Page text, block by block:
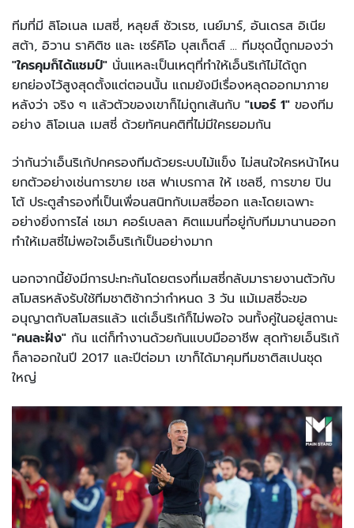
ทีมที่มี ลิโอเนล เมสซี่, หลุยส์ ซัวเรซ, เนย์มาร์, อันเดรส อิเนีย
สต้า, อิวาน ราคิติช และ เซร์คิโอ บุสเก็ตส์ ... ทีมชุดนี้ถูกมองว่า
"ใครคุมก็ได้แชมป์" นั่นแหละเป็นเหตุที่ทำให้เอ็นริเก้ไม่ได้ถูก
ยกย่องไว้สูงสุดตั้งแต่ตอนนั้น แถมยังมีเรื่องหลุดออกมาภาย
หลังว่า จริง ๆ แล้วตัวของเขาก็ไม่ถูกเส้นกับ "เบอร์ 1" ของทีม
อย่าง ลิโอเนล เมสซี่ ด้วยทัศนคติที่ไม่มีใครยอมกัน
ว่ากันว่าเอ็นริเก้ปกครองทีมด้วยระบบไม้แข็ง ไม่สนใจใครหน้าไหน
ยกตัวอย่างเช่นการขาย เชส ฟาเบรกาส ให้ เชลซี, การขาย ปิน
โต้ ประตูสำรองที่เป็นเพื่อนสนิทกับเมสซี่ออก และโดยเฉพาะ
อย่างยิ่งการไล่ เชมา คอร์เบลลา คิตแมนที่อยู่กับทีมมานานออก
ทำให้เมสซี่ไม่พอใจเอ็นริเก้เป็นอย่างมาก
นอกจากนี้ยังมีการปะทะกันโดยตรงที่เมสซี่กลับมารายงานตัวกับ
สโมสรหลังรับใช้ทีมชาติช้ากว่ากำหนด 3 วัน แม้เมสซี่จะขอ
อนุญาตกับสโมสรแล้ว แต่เอ็นริเก้ก็ไม่พอใจ จนทั้งคู่ในอยู่สถานะ
"คนละฝั่ง" กัน แต่ก็ทำงานด้วยกันแบบมืออาชีพ สุดท้ายเอ็นริเก้
ก็ลาออกในปี 2017 และปีต่อมา เขาก็ได้มาคุมทีมชาติสเปนชุด
ใหญ่